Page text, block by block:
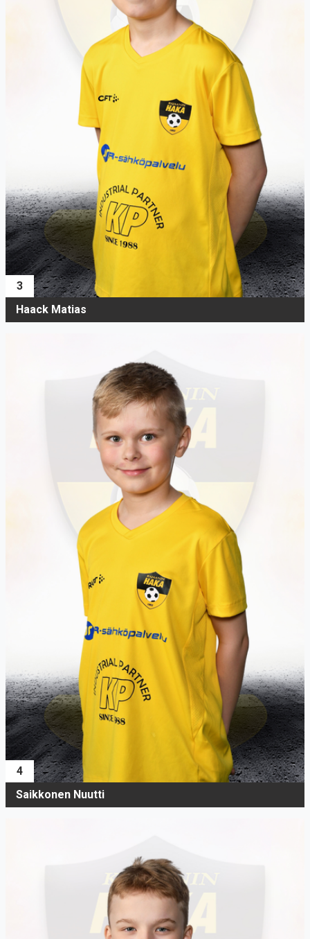
3
Haack Matias
4
Saikkonen Nuutti